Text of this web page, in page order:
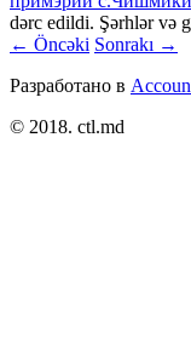
dərc edildi. Şərhlər və
← Öncəki Sonrakı →
Разработано в
© 2018. ctl.md